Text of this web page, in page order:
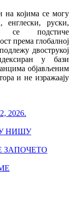
на којима се могу
енглески, руски,
подстиче
према глобалној
двострукој
у бази
објављеним
и не изражаају
2026.
НИШУ
ЗАПОЧЕТО